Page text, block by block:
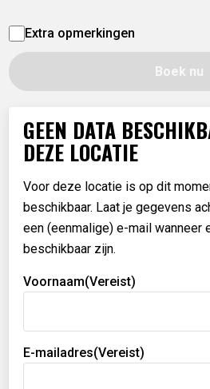
Extra opmerkingen
Boek nu
GEEN DATA
DEZE LOCATIE
Voor deze locatie is op dit
beschikbaar. Laat je gegevens
een (eenmalige) e-mail wanneer
beschikbaar zijn.
Voornaam(Vereist)
E-mailadres(Vereist)